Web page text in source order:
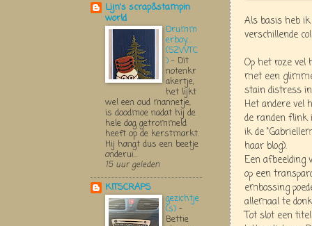
Als basis heb
verschillende
Op het roze vel
met een
stain distress
Het andere vel
de randen flink
ik de
haar blog).
Een afbeelding
op een
embossing
allemaal te
Tot slot een
Lijn's scrap&stampin
world
Drumm
erboy....
(52WTC
) - Dit
notenkr
akertje,
het lijkt
wel een oud mannetje,
is doodmoe nadat hij de
hele dag getrommeld
heeft op de kerstmarkt.
Hij hangt dus een beetje
onderui...
15 uur geleden
KITSCRAPS
gezichtje
(s) -
Bettie